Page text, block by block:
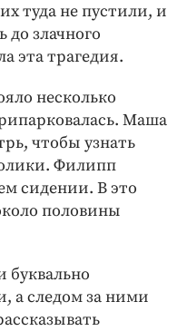
туда не пустили, и
до злачного
эта трагедия.
несколько
Маша
чтобы узнать
Филипп
сидении. В это
половины
буквально
а следом за ними